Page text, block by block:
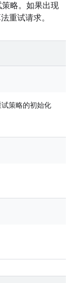
略。如果出现
重试请求。
试策略的初始化